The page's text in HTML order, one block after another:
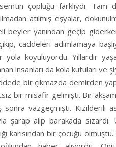
çöplüğü farklıydı. Tam
atılmış eşyalar,
beyler yanından geçip
caddeleri adımlamaya
yola koyuluyordu. Yıllardır
insanları da kola kutuları ve
bir çıkmazda demirden
bir misafir gelmişti. Bir
sonra vazgeçmişti. Kızılderili
şarap alıp barakada
karısından bir çocuğu